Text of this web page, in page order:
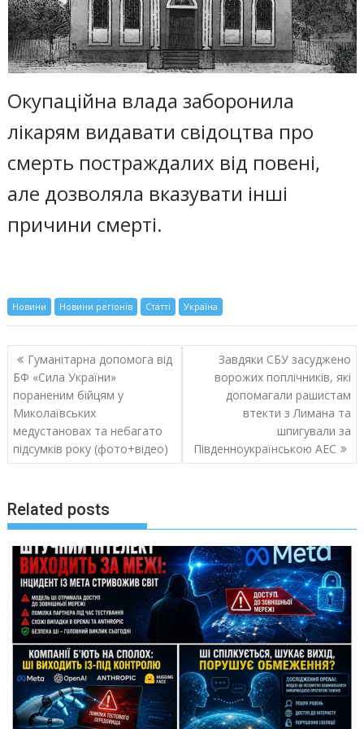
Окупаційна влада заборонила
лікарям видавати свідоцтва про
смерть постраждалих від повені,
але дозволяла вказувати інші
причини смерті.
Новини Новини регіонів Статті Україна
Навигация
по
записям
Гуманітарна допомога від
БФ «Сила України»
пораненим бійцям у
Миколаївських
медустановах та небагато
підсумків року (фото+відео)
Завдяки СБУ засуджено
ворожих поплічників, які
допомагали рашистам
втекти з Лимана та
шпигували за
Південноукраїнською АЕС
Related posts